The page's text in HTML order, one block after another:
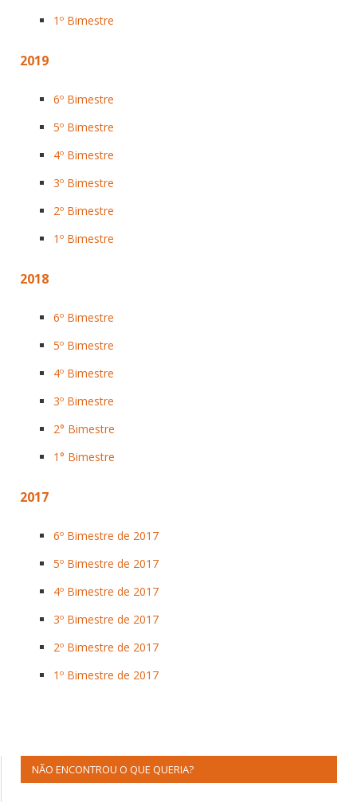
1º Bimestre
2019
6º Bimestre
5º Bimestre
4º Bimestre
3º Bimestre
2º Bimestre
1º Bimestre
2018
6º Bimestre
5º Bimestre
4º Bimestre
3º Bimestre
2° Bimestre
1° Bimestre
2017
6º Bimestre de 2017
5º Bimestre de 2017
4º Bimestre de 2017
3º Bimestre de 2017
2º Bimestre de 2017
1º Bimestre de 2017
NÃO ENCONTROU O QUE QUERIA?